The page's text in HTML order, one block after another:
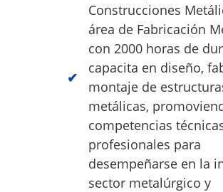
Construcciones
área de Fabricación
con 2000 horas de
capacita en diseño,
montaje de
metálicas,
competencias
profesionales para
desempeñarse en la
sector metalúrgico y